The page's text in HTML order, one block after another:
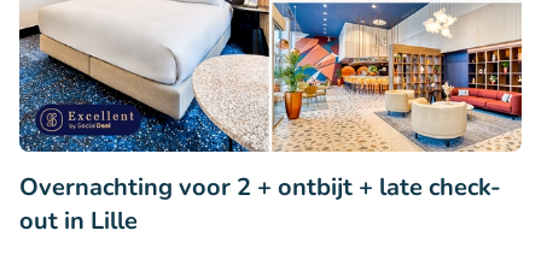
Overnachting voor 2 + ontbijt + late check-
out in Lille